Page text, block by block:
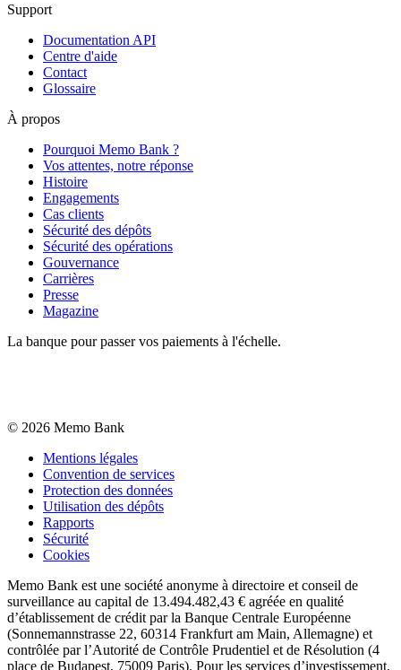
Support
Documentation API
Centre d'aide
Contact
Glossaire
À propos
Pourquoi Memo Bank ?
Vos attentes, notre réponse
Histoire
Engagements
Cas clients
Sécurité des dépôts
Sécurité des opérations
Gouvernance
Carrières
Presse
Magazine
La banque pour passer vos paiements à l'échelle.
© 2026 Memo Bank
Mentions légales
Convention de services
Protection des données
Utilisation des dépôts
Rapports
Sécurité
Cookies
Memo Bank est une société anonyme à directoire et conseil de
surveillance au capital de 13.494.482,43 € agréée en qualité
d’établissement de crédit par la Banque Centrale Européenne
(Sonnemannstrasse 22, 60314 Frankfurt am Main, Allemagne) et
contrôlée par l’Autorité de Contrôle Prudentiel et de Résolution (4
place de Budapest, 75009 Paris). Pour les services d’investissement,